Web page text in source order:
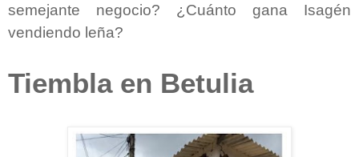
semejante negocio? ¿Cuánto gana Isagén
vendiendo leña?
Tiembla en Betulia